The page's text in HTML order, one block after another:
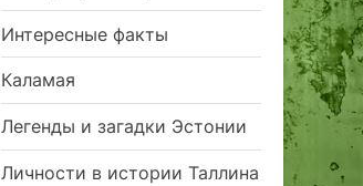
Интересные факты
Каламая
Легенды и загадки Эстонии
Личности в истории Таллина